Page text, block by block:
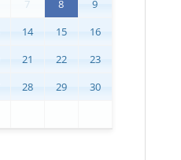
7 8
9
14 15
16
21 22
23
28 29
30